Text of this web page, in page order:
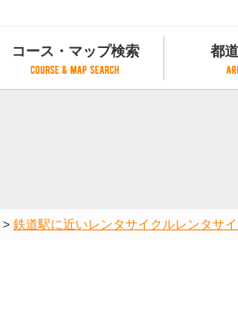
コース・マップ検索 都
都道府県別サ
都道府県アク
> 鉄道駅に近いレンタサイクルレンタサ